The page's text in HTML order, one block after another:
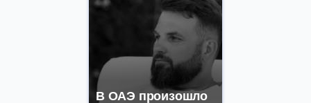
В ОАЭ произошло